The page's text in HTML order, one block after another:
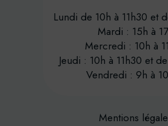
Lundi de 10h à 11h30 et
Mardi : 15h à
Mercredi : 10h à
Jeudi : 10h à 11h30 et
Vendredi : 9h à
Mentions